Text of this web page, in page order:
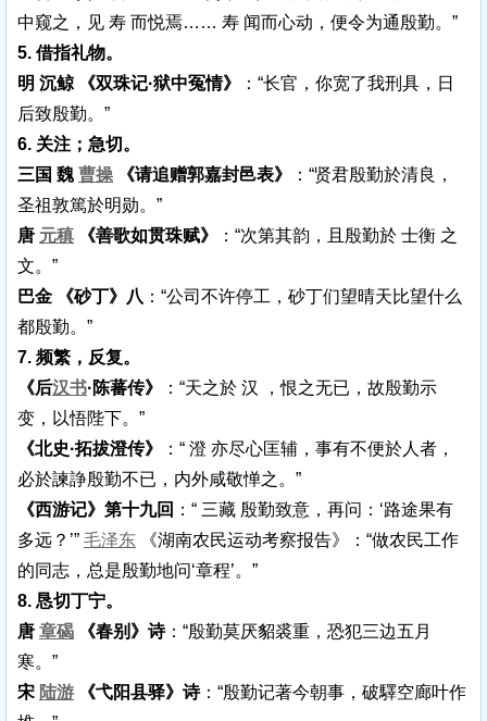
中窥之，见 寿 而悦焉…… 寿 闻而心动，便令为通殷勤。”
5. 借指礼物。
明 沉鲸 《双珠记·狱中冤情》
：“长官，你宽了我刑具，日
后致殷勤。”
6. 关注；急切。
三国 魏曹操 《请追赠郭嘉封邑表》
：“贤君殷勤於清良，
圣祖敦篤於明勋。”
唐 元稹 《善歌如贯珠赋》
：“次第其韵，且殷勤於 士衡 之
文。”
巴金 《砂丁》八 ：“公司不许停工，砂丁们望晴天比望什么
都殷勤。”
7. 频繁，反复。
《后汉书·陈蕃传》
：“天之於 汉 ，恨之无已，故殷勤示
变，以悟陛下。”
《北史·拓拔澄传》
：“ 澄 亦尽心匡辅，事有不便於人者，
必於諫諍殷勤不已，内外咸敬惮之。”
《西游记》第十九回 ：“ 三藏 殷勤致意，再问：‘路途果有
多远？’” 毛泽东 《湖南农民运动考察报告》：“做农民工作
的同志，总是殷勤地问‘章程’。”
8. 恳切丁宁。
唐 章碣 《春别》诗：“殷勤莫厌貂裘重，恐犯三边五月
寒。”
宋 陆游 《弋阳县驿》诗：“殷勤记著今朝事，破驛空廊叶作